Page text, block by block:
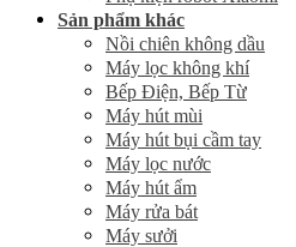
Sản phẩm khác
Nồi chiên không dầu
Máy lọc không khí
Bếp Điện, Bếp Từ
Máy hút mùi
Máy hút bụi cầm tay
Máy lọc nước
Máy hút ẩm
Máy rửa bát
Máy sưởi